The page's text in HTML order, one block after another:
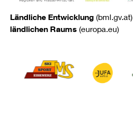
Ländliche Entwicklung (bml.gv.at)
ländlichen Raums (europa.eu)